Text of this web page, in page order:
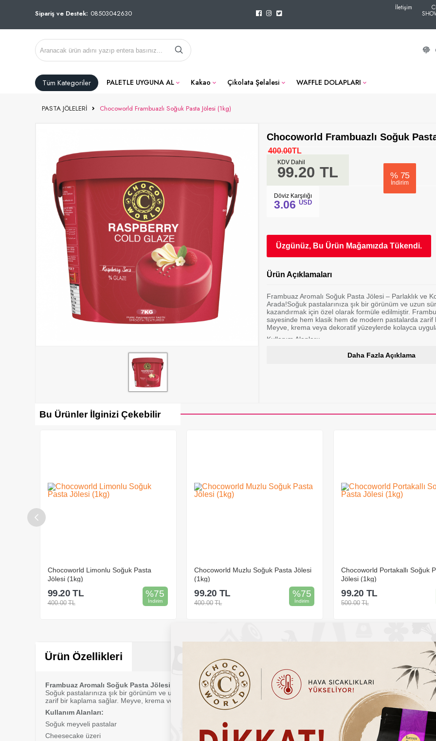
Sipariş ve Destek: 08503042630
İletişim
Tüm Kategoriler PALETLE UYGUNA AL Kakao Çikolata Şelalesi WAFFLE DOLAPLARI
PASTA JÖLELERİ Chocoworld Frambuazlı Soğuk Pasta Jölesi (1kg)
Chocoworld Frambuazlı Soğuk
% 75
İndirim
400.00TL
99.20 TL
KDV Dahil
Döviz Karşılığı
3.06 USD
Üzgünüz, Bu Ürün Mağamızda Tükendi.
Ürün Açıklamaları
Frambuaz Aromalı Soğuk Pasta Jölesi – Parlaklık ve
Arada!Soğuk pastalarınıza şık bir görünüm ve uzun
kazandırmak için özel olarak formüle edilmiştir.
sayesinde hem klasik hem de modern pastalarda zarif
Meyve, krema veya dekoratif yüzeylerde kolayca
Kullanım Alanları:
Daha Fazla Açıklama
Bu Ürünler İlginizi Çekebilir
Chocoworld Muzlu Soğuk Pasta Jölesi
(1kg)
%75
İndirim
99.20 TL
400.00 TL
Chocoworld Portakallı Soğuk Pasta
Jölesi (1kg)
%80
İndirim
99.20 TL
500.00 TL
Sepete Ekle
Chocoworld Sade Soğuk Pasta
(1kg)
99.20 TL
500.00 TL
Sepete Ekle
Ürün Özellikleri
Frambuaz Aromalı Soğuk Pasta Jölesi – Parlaklık ve Koruma Bir Arada!
Soğuk pastalarınıza şık bir görünüm ve uzun süreli tazelik kazandırmak için özel olarak formüle edilmiştir. Frambuaz renkli
zarif bir kaplama sağlar. Meyve, krema veya dekoratif yüzeylerde kolayca uygulanır, akma yapmaz.
Kullanım Alanları:
Soğuk meyveli pastalar
Cheesecake üzeri